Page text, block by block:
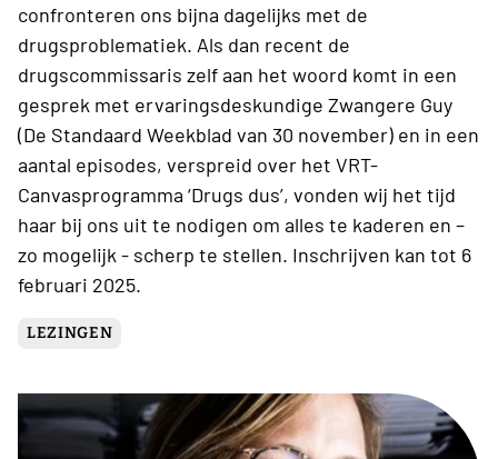
confronteren ons bijna dagelijks met de
drugsproblematiek. Als dan recent de
drugscommissaris zelf aan het woord komt in een
gesprek met ervaringsdeskundige Zwangere Guy
(De Standaard Weekblad van 30 november) en in een
aantal episodes, verspreid over het VRT-
Canvasprogramma ‘Drugs dus’, vonden wij het tijd
haar bij ons uit te nodigen om alles te kaderen en –
zo mogelijk - scherp te stellen. Inschrijven kan tot 6
februari 2025.
LEZINGEN